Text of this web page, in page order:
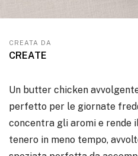
CREATA DA
CREATE
Un butter chicken
perfetto per le giornate
concentra gli aromi e rende
tenero in meno tempo,